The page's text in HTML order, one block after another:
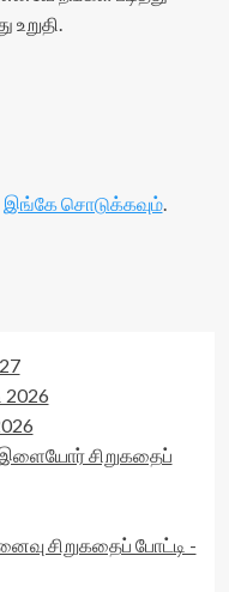
இங்கே சொடுக்கவும்.
2026
சிறுகதைப்
சிறுகதைப் போட்டி -